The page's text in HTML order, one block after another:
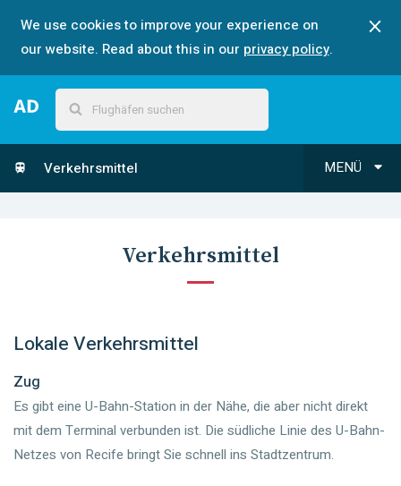
We use cookies to improve your experience on
our website. Read about this in our privacy policy.
MENÜ
Verkehrsmittel
Verkehrsmittel
Lokale Verkehrsmittel
Zug
Es gibt eine U-Bahn-Station in der Nähe, die aber nicht direkt
mit dem Terminal verbunden ist. Die südliche Linie des U-Bahn-
Netzes von Recife bringt Sie schnell ins Stadtzentrum.